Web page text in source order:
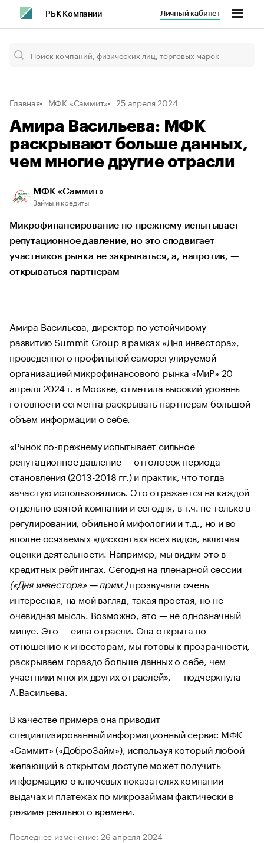
РБК Компании Личный кабинет
Главная МФК «Саммит» 25 апреля 2024
Амира Васильева: МФК
раскрывают больше данных,
чем многие другие отрасли
МФК «Саммит»
Займы и кредиты
Микрофинансирование по-прежнему испытывает
репутационное давление, но это сподвигает
участников рынка не закрываться, а, напротив, —
открываться партнерам
Амира Васильева, директор по устойчивому
развитию Summit Group в рамках «Дня инвестора»,
проведенного профильной саморегулируемой
организацией микрофинансового рынка «МиР» 20
апреля 2024 г. в Москве, отметила высокий уровень
готовности сегмента раскрывать партнерам большой
объем информации о себе.
«Рынок по-прежнему испытывает сильное
репутационное давление — отголосок периода
становления (2013-2018 гг.) и практик, что тогда
зачастую использовались. Это отражается на каждой
отдельно взятой компании и сегодня, в т.ч. не только в
регулировании, обильной мифологии и т.д., но и во
вполне осязаемых «дисконтах» всех видов, включая
оценки деятельности. Например, мы видим это в
кредитных рейтингах. Сегодня на пленарной сессии
(«Дня инвестора» — прим.)прозвучала очень
интересная, на мой взгляд, такая простая, но не
очевидная мысль. Возможно, это — не однозначный
минус. Это — сила отрасли. Она открыта по
отношению к инвесторам, мы готовы к прозрачности,
раскрываем гораздо больше данных о себе, чем
участники многих других отраслей», — подчеркнула
А.Васильева.
В качестве примера она приводит
специализированный информационный сервис МФК
«Саммит» («ДоброЗайм»), используя который любой
желающий в открытом доступе может получить
информацию о ключевых показателях компании —
выдачах и платежах по микрозаймам фактически в
режиме реального времени.
Последнее изменение: 26 апреля 2024